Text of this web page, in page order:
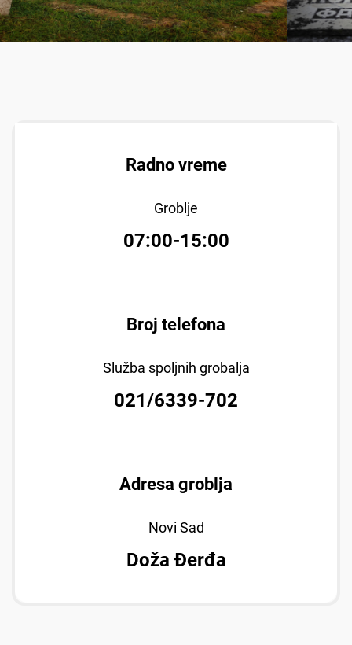
Radno vreme
Groblje
07:00-15:00
Broj telefona
Služba spoljnih grobalja
021/6339-702
Adresa groblja
Novi Sad
Doža Đerđa